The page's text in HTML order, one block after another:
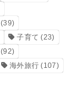
(39)
子育て (23)
(92)
海外旅行 (107)